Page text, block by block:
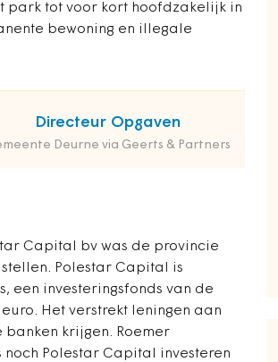
park tot voor kort hoofdzakelijk in
bewoning en illegale
Directeur Opgaven
Deurne via Geerts & Partners
Capital bv was de provincie
Polestar Capital is
een investeringsfonds van de
Het verstrekt leningen aan
krijgen. Roemer
noch Polestar Capital investeren